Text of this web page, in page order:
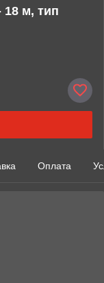
18 м, тип
Оплата